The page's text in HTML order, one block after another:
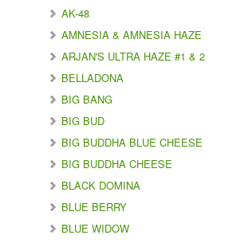
AK-48
AMNESIA & AMNESIA HAZE
ARJAN'S ULTRA HAZE #1 & 2
BELLADONA
BIG BANG
BIG BUD
BIG BUDDHA BLUE CHEESE
BIG BUDDHA CHEESE
BLACK DOMINA
BLUE BERRY
BLUE WIDOW